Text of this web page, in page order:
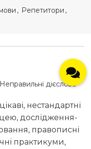
, Репетитори ,
дієслова
нестандартні
дослідження-
правописні
практикуми,